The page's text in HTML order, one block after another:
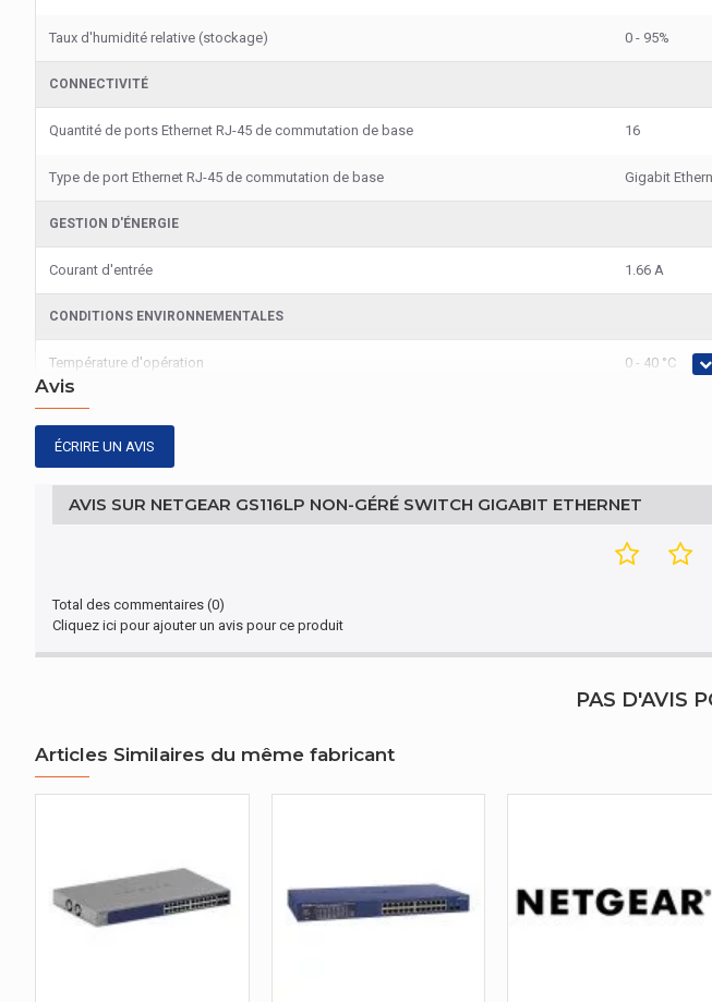
Taux d'humidité relative (stockage) 0 - 95%
CONNECTIVITÉ
Quantité de ports Ethernet RJ-45 de commutation de base 16
Type de port Ethernet RJ-45 de commutation de base Gigabit
GESTION D'ÉNERGIE
Courant d'entrée 1.66 A
CONDITIONS ENVIRONNEMENTALES
Température d'opération 0 - 40 °C
Température hors fonctionnement
GESTION D'ÉNERGIE
Consommation électrique 90 W
Nom du produit
Voyants
CE, FCC,
REFROIDISSEMENT
Avis
ÉCRIRE UN AVIS
AVIS SUR NETGEAR GS116LP NON-GÉRÉ SWITCH GIGABIT ETHERNET
Total des commentaires (0)
Cliquez ici pour ajouter un avis pour ce produit
PAS D'AVIS
Articles Similaires du même fabricant